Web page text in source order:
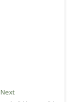
NextNext